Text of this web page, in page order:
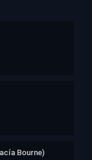
Bourne)